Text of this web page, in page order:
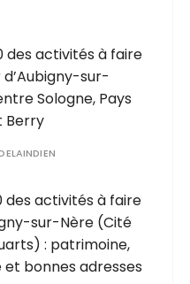
des activités à faire
sur-
Sologne, Pays
Berry
des activités à faire
sur-Nère (Cité
: patrimoine,
et bonnes adresses